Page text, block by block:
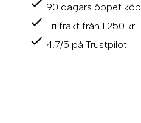
90 dagars öppet köp
Fri frakt från 1 250 kr
4.7/5 på Trustpilot